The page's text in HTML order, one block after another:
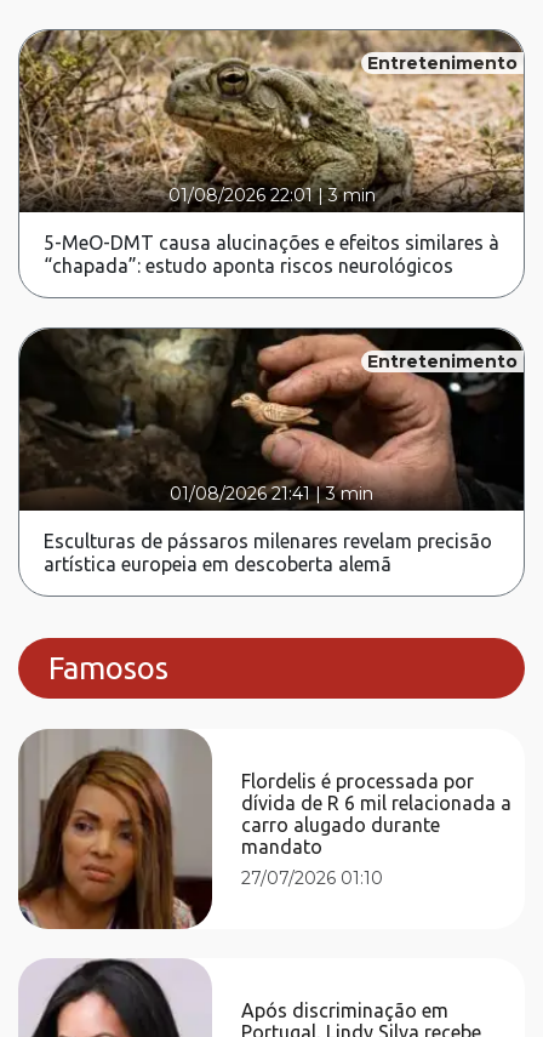
Entretenimento
01/08/2026 22:01|3 min
5-MeO-DMT causa alucinações e efeitos similares à
“chapada”: estudo aponta riscos neurológicos
Entretenimento
01/08/2026 21:41 |3 min
Esculturas de pássaros milenares revelam precisão
artística europeia em descoberta alemã
Famosos
Flordelis é processada por
dívida de R 6 mil relacionada a
carro alugado durante
mandato
27/07/2026 01:10
Após discriminação em
Portugal, Lindy Silva recebe